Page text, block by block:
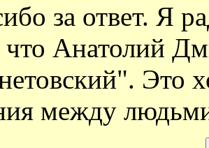
за ответ. Я
Анатолий
Это
между